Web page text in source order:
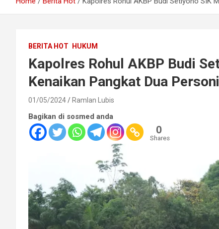
BERITA HOT HUKUM
Kapolres Rohul AKBP Budi
Kenaikan Pangkat Dua
01/05/2024 Ramlan Lubis
Bagikan di sosmed anda
0
Shares